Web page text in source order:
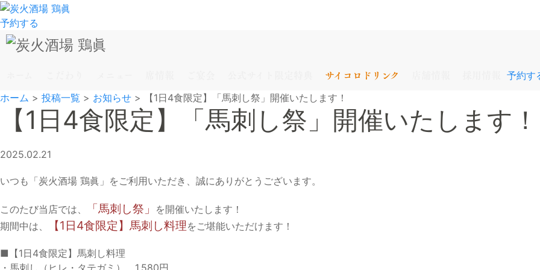
予約する
サイコロドリンク
予約す
ホーム > 投稿一覧 > お知らせ > 【1日4食限定】「馬刺し祭」開催いたします！
【1日4食限定】「馬刺し祭」開催いたします！
2025.02.21
いつも「炭火酒場 鶏眞」をご利用いただき、誠にありがとうございます。
このたび当店では、 「馬刺し祭」
を開催いたします！
期間中は、
【1日4食限定】馬刺し料理 をご堪能いただけます！
■【1日4食限定】馬刺し料理
・馬刺し（ヒレ・タテガミ） 1,580円